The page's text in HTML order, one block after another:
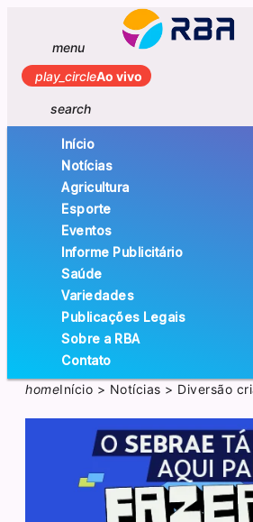
menu
play_circleAo vivo
search
Início
Notícias
Agricultura
Esporte
Eventos
Informe Publicitário
Saúde
Variedades
Publicações Legais
Sobre a RBA
Contato
homeInício > Notícias > Diversão